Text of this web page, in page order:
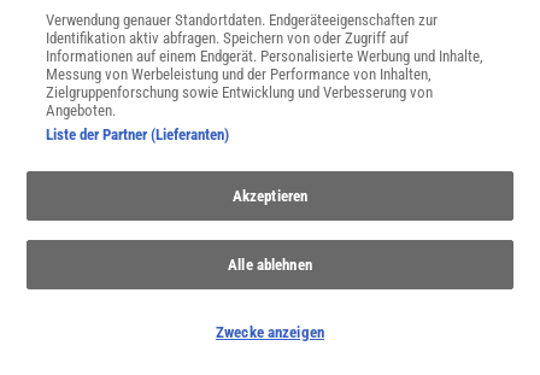
Eispanzer bis zum Äquator oder dampfender Urwald an den Polen
Verwendung genauer Standortdaten. Endgeräteeigenschaften zur
Identifikation aktiv abfragen. Speichern von oder Zugriff auf
Informationen auf einem Endgerät. Personalisierte Werbung und Inhalte,
Messung von Werbeleistung und der Performance von Inhalten,
Zielgruppenforschung sowie Entwicklung und Verbesserung von
Angeboten.
Liste der Partner (Lieferanten)
Akzeptieren
Alle ablehnen
Zwecke anzeigen